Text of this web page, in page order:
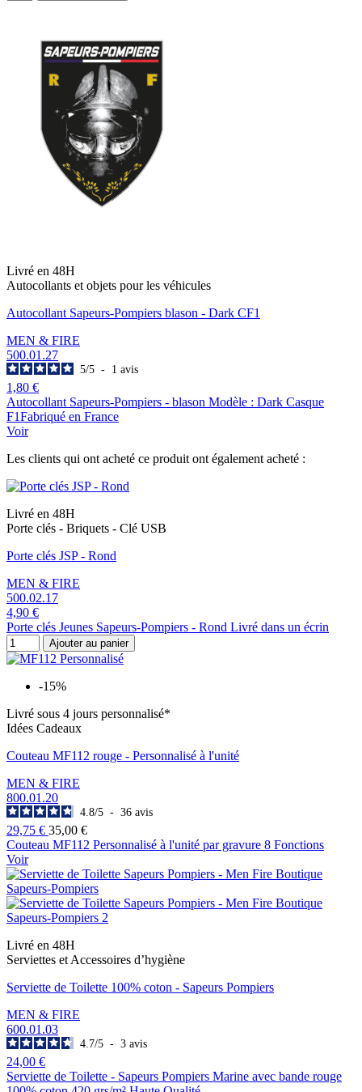
Livré en 48H
Autocollants et objets pour les véhicules
Autocollant Sapeurs-Pompiers blason - Dark CF1
MEN & FIRE
500.01.27
5/5 - 1 avis
1,80 €
Autocollant Sapeurs-Pompiers - blason Modèle : Dark Casque
F1Fabriqué en France
Voir
Les clients qui ont acheté ce produit ont également acheté :
Livré en 48H
Porte clés - Briquets - Clé USB
Porte clés JSP - Rond
MEN & FIRE
500.02.17
4,90 €
Porte clés Jeunes Sapeurs-Pompiers - Rond Livré dans un écrin
Ajouter au panier
-15%
Livré sous 4 jours personnalisé*
Idées Cadeaux
Couteau MF112 rouge - Personnalisé à l'unité
MEN & FIRE
800.01.20
4.8/5 - 36 avis
29,75 € 35,00 €
Couteau MF112 Personnalisé à l'unité par gravure 8 Fonctions
Voir
Livré en 48H
Serviettes et Accessoires d’hygiène
Serviette de Toilette 100% coton - Sapeurs Pompiers
MEN & FIRE
600.01.03
4.7/5 - 3 avis
24,00 €
Serviette de Toilette - Sapeurs Pompiers Marine avec bande rouge